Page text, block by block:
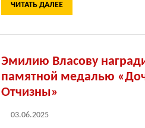
ЧИТАТЬ ДАЛЕЕ
Эмилию Власову
памятной медалью
Отчизны»
03.06.2025